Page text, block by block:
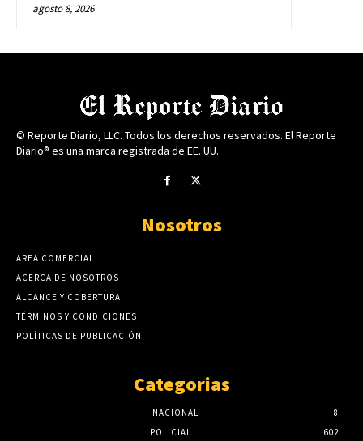
agosto 8, 2026
© Reporte Diario, LLC. Todos los derechos reservados. El Reporte
Diario® es una marca registrada de EE. UU.
Nosotros
AREA COMERCIAL
ACERCA DE NOSOTROS
ALCANCE Y COBERTURA
TÉRMINOS Y CONDICIONES
POLÍTICAS DE PUBLICACIÓN
Categorias
NACIONAL
8
POLICIAL
602